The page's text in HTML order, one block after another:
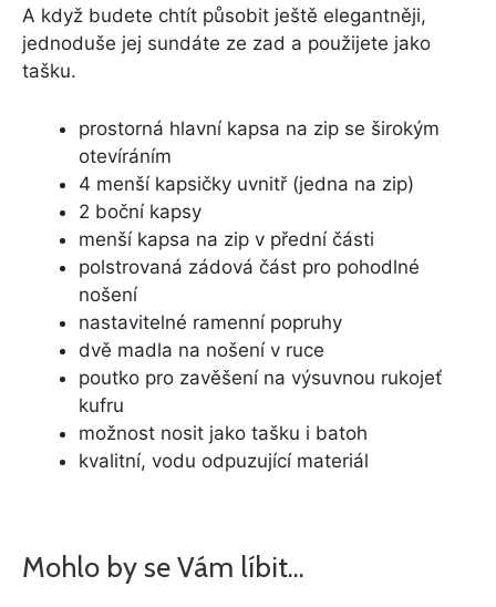
A když budete chtít působit ještě elegantněji,
jednoduše jej sundáte ze zad a použijete jako
tašku.
prostorná hlavní kapsa na zip se širokým
otevíráním
4 menší kapsičky uvnitř (jedna na zip)
2 boční kapsy
menší kapsa na zip v přední části
polstrovaná zádová část pro pohodlné
nošení
nastavitelné ramenní popruhy
dvě madla na nošení v ruce
poutko pro zavěšení na výsuvnou rukojeť
kufru
možnost nosit jako tašku i batoh
kvalitní, vodu odpuzující materiál
Mohlo by se Vám líbit…